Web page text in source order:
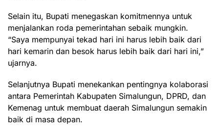
Selain itu, Bupati menegaskan komitmennya untuk
menjalankan roda pemerintahan sebaik mungkin.
“Saya mempunyai tekad hari ini harus lebih baik dari
hari kemarin dan besok harus lebih baik dari hari ini,”
ujarnya.
Selanjutnya Bupati menekankan pentingnya kolaborasi
antara Pemerintah Kabupaten Simalungun, DPRD, dan
Kemenag untuk membuat daerah Simalungun semakin
baik di masa depan.